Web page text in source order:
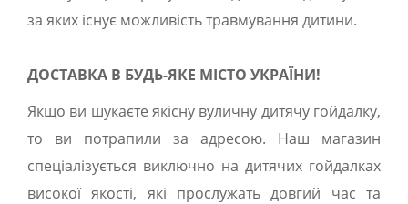
за яких існує можливість травмування дитини.
ДОСТАВКА В БУДЬ-ЯКЕ МІСТО УКРАЇНИ!
Якщо ви шукаєте якісну вуличну дитячу гойдалку,
то ви потрапили за адресою. Наш магазин
спеціалізується виключно на дитячих гойдалках
високої якості, які прослужать довгий час та